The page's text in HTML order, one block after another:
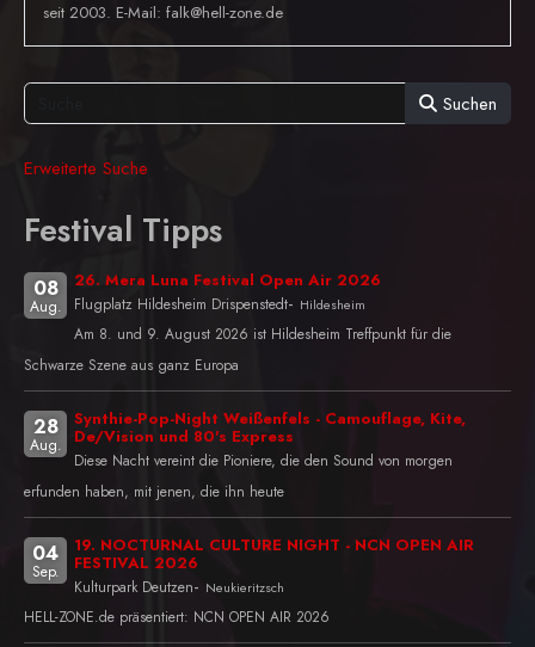
seit 2003. E-Mail: falk@hell-zone.de
Suchen
Erweiterte Suche
Festival Tipps
08
Aug.
26. Mera Luna Festival Open Air 2026
Flugplatz Hildesheim Drispenstedt- Hildesheim
Am 8. und 9. August 2026 ist Hildesheim Treffpunkt für die
Schwarze Szene aus ganz Europa
28
Aug.
Synthie-Pop-Night Weißenfels - Camouflage, Kite,
De/Vision und 80's Express
Diese Nacht vereint die Pioniere, die den Sound von morgen
erfunden haben, mit jenen, die ihn heute
04
Sep.
19. NOCTURNAL CULTURE NIGHT - NCN OPEN AIR
FESTIVAL 2026
Kulturpark Deutzen- Neukieritzsch
HELL-ZONE.de präsentiert: NCN OPEN AIR 2026